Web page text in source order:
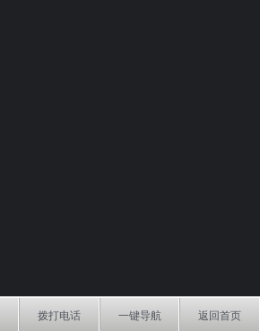
拨打电话 一键导航 返回首页